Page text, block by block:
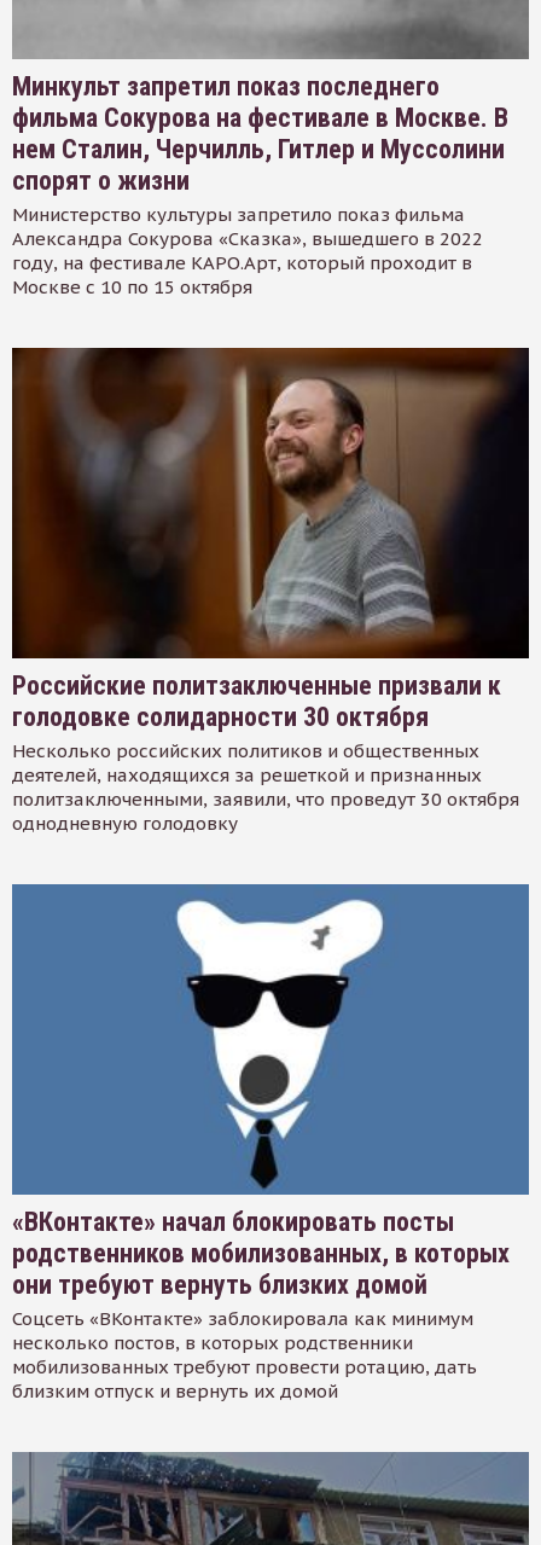
Минкульт запретил показ последнего
фильма Сокурова на фестивале в Москве. В
нем Сталин, Черчилль, Гитлер и Муссолини
спорят о жизни
Министерство культуры запретило показ фильма
Александра Сокурова «Сказка», вышедшего в 2022
году, на фестивале КАРО.Арт, который проходит в
Москве с 10 по 15 октября
Российские политзаключенные призвали к
голодовке солидарности 30 октября
Несколько российских политиков и общественных
деятелей, находящихся за решеткой и признанных
политзаключенными, заявили, что проведут 30 октября
однодневную голодовку
«ВКонтакте» начал блокировать посты
родственников мобилизованных, в которых
они требуют вернуть близких домой
Соцсеть «ВКонтакте» заблокировала как минимум
несколько постов, в которых родственники
мобилизованных требуют провести ротацию, дать
близким отпуск и вернуть их домой